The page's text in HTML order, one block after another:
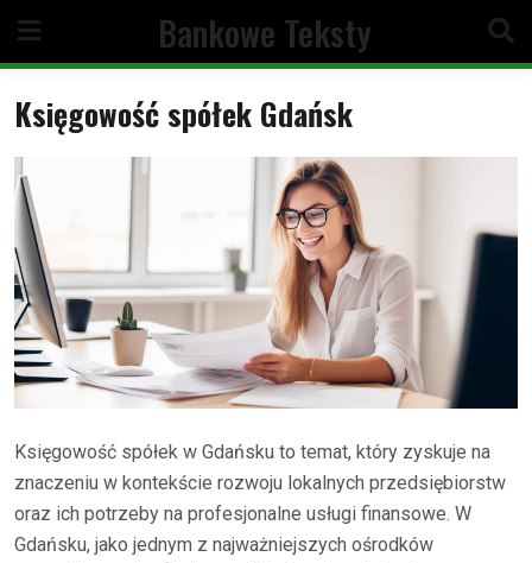
content
Bankowe Teksty
Księgowość spółek Gdańsk
Księgowość spółek w Gdańsku to temat, który zyskuje na
znaczeniu w kontekście rozwoju lokalnych przedsiębiorstw
oraz ich potrzeby na profesjonalne usługi finansowe. W
Gdańsku, jako jednym z najważniejszych ośrodków